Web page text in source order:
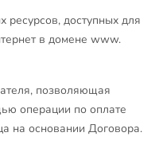
ресурсов, доступных для
в домене www.
позволяющая
операции по оплате
на основании Договора.